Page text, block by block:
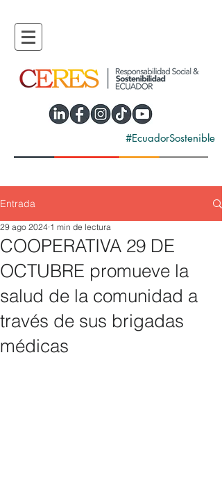
#EcuadorSostenible
Entrada
COOPERATIVA 29 DE
OCTUBRE promueve la
salud de la comunidad a
través de sus brigadas
médicas
29 ago 2024 1 min de lectura